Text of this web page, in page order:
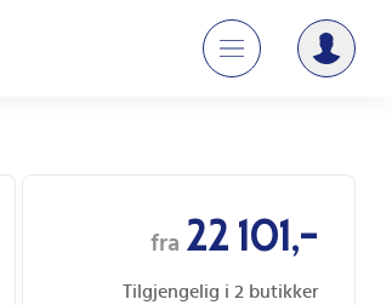
fra 22 101,-
Tilgjengelig i 2 butikker